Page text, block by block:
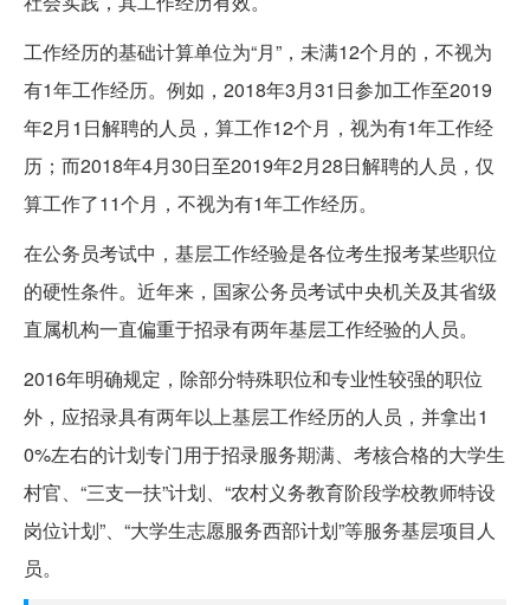
工作经历的基础计算单位为“月”，未满12个月的，不视为
有1年工作经历。例如，2018年3月31日参加工作至2019
年2月1日解聘的人员，算工作12个月，视为有1年工作经
历；而2018年4月30日至2019年2月28日解聘的人员，仅
算工作了11个月，不视为有1年工作经历。
在公务员考试中，基层工作经验是各位考生报考某些职位
的硬性条件。近年来，国家公务员考试中央机关及其省级
直属机构一直偏重于招录有两年基层工作经验的人员。
2016年明确规定，除部分特殊职位和专业性较强的职位
外，应招录具有两年以上基层工作经历的人员，并拿出1
0%左右的计划专门用于招录服务期满、考核合格的大学生
村官、“三支一扶”计划、“农村义务教育阶段学校教师特设
岗位计划”、“大学生志愿服务西部计划”等服务基层项目人
员。